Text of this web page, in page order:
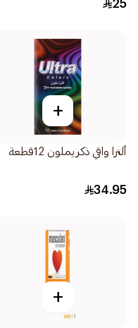
25
+
ألترا واقي ذكريملون 12قطعة
34.95
+